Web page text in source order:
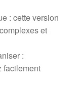
: cette version
et
:
facilement